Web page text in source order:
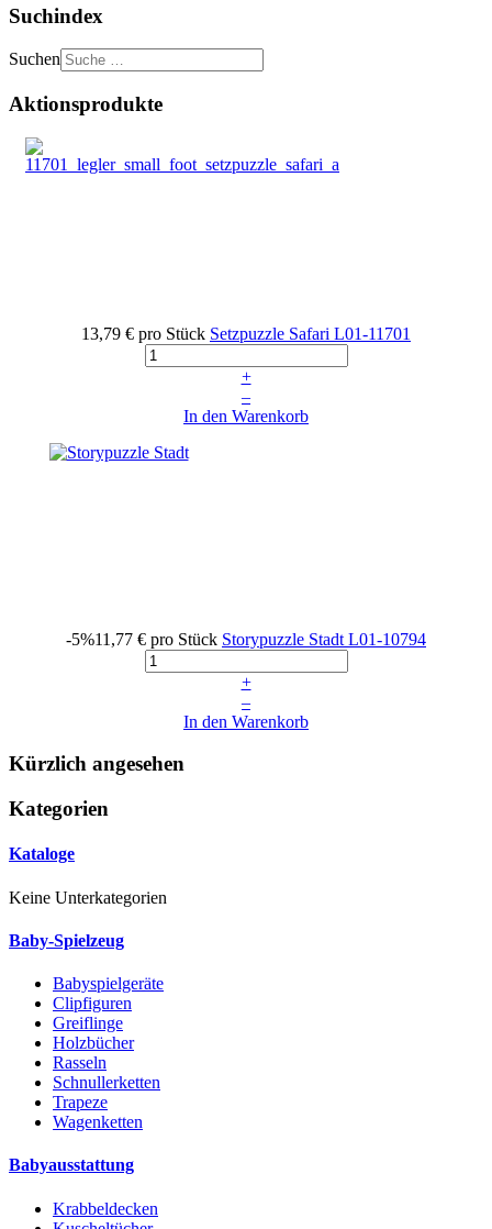
Suchindex
Suchen
Aktionsprodukte
13,79 € pro Stück Setzpuzzle Safari L01-11701
+
–
In den Warenkorb
-5%11,77 € pro Stück Storypuzzle Stadt L01-10794
+
–
In den Warenkorb
Kürzlich angesehen
Kategorien
Kataloge
Keine Unterkategorien
Baby-Spielzeug
Babyspielgeräte
Clipfiguren
Greiflinge
Holzbücher
Rasseln
Schnullerketten
Trapeze
Wagenketten
Babyausstattung
Krabbeldecken